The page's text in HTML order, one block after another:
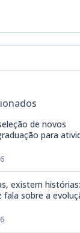
de novos
para
existem histórias:
fala sobre a